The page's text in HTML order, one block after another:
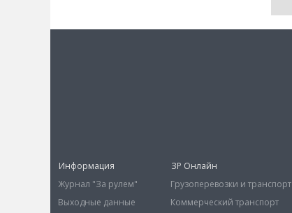
Информация
Журнал "За рулем"
Выходные данные
ЗР Онлайн
Грузоперевозки и транспорт
Коммерческий транспорт